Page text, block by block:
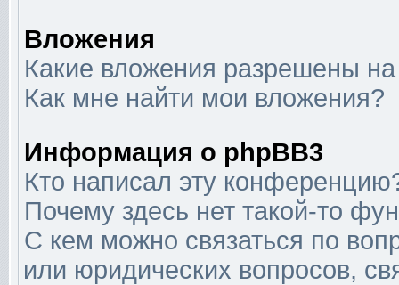
Вложения
Какие вложения разрешены
Как мне найти мои вложения?
Информация о phpBB3
Кто написал эту
Почему здесь нет такой-то
С кем можно связаться по
или юридических вопросов,